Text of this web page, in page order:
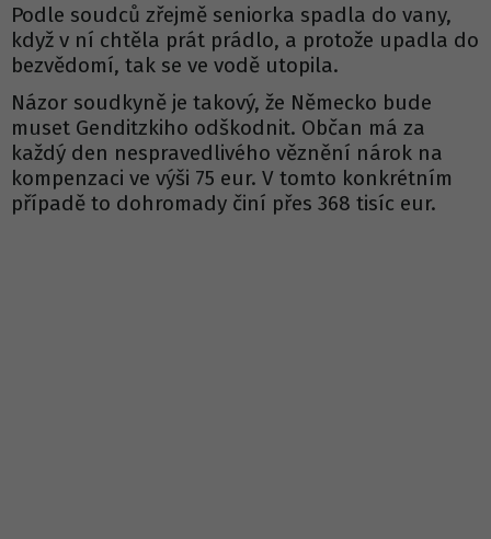
Podle soudců zřejmě seniorka spadla do vany,
když v ní chtěla prát prádlo, a protože upadla do
bezvědomí, tak se ve vodě utopila.
Názor soudkyně je takový, že Německo bude
muset Genditzkiho odškodnit. Občan má za
každý den nespravedlivého věznění nárok na
kompenzaci ve výši 75 eur. V tomto konkrétním
případě to dohromady činí přes 368 tisíc eur.